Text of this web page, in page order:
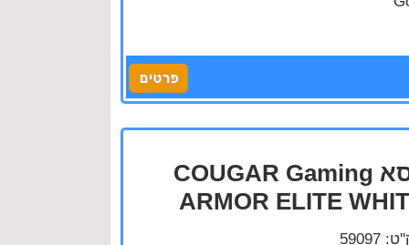
כסא COUGAR Gaming
ARMOR ELITE